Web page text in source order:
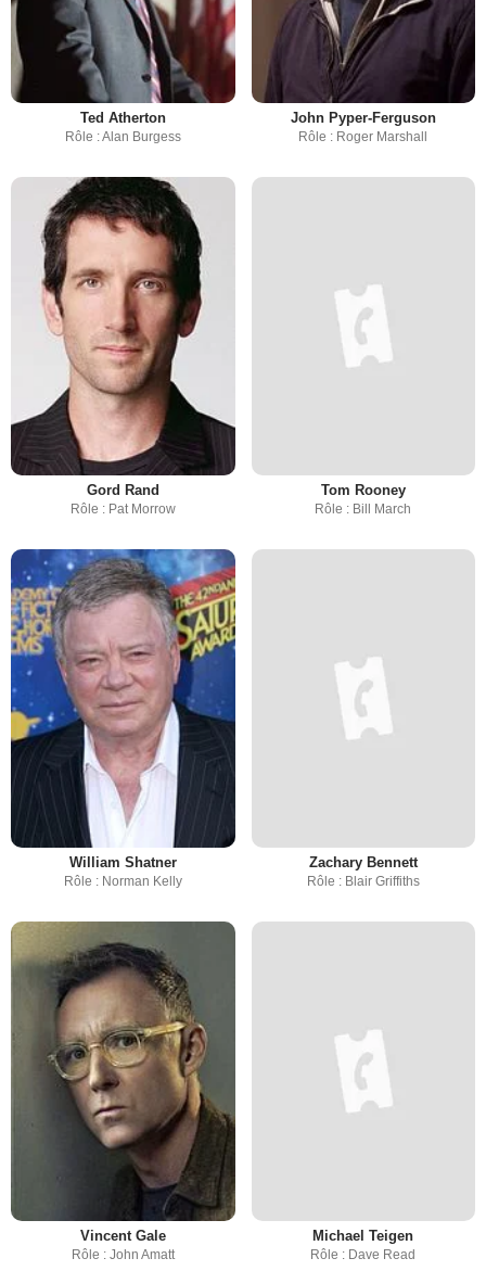
Ted Atherton
Rôle : Alan Burgess
John Pyper-Ferguson
Rôle : Roger Marshall
Gord Rand
Rôle : Pat Morrow
Tom Rooney
Rôle : Bill March
William Shatner
Rôle : Norman Kelly
Zachary Bennett
Rôle : Blair Griffiths
Vincent Gale
Rôle : John Amatt
Michael Teigen
Rôle : Dave Read